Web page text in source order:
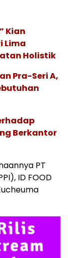
Kian
Lima
Holistik
Pra-Seri A,
Berkantor
PT
ID FOOD